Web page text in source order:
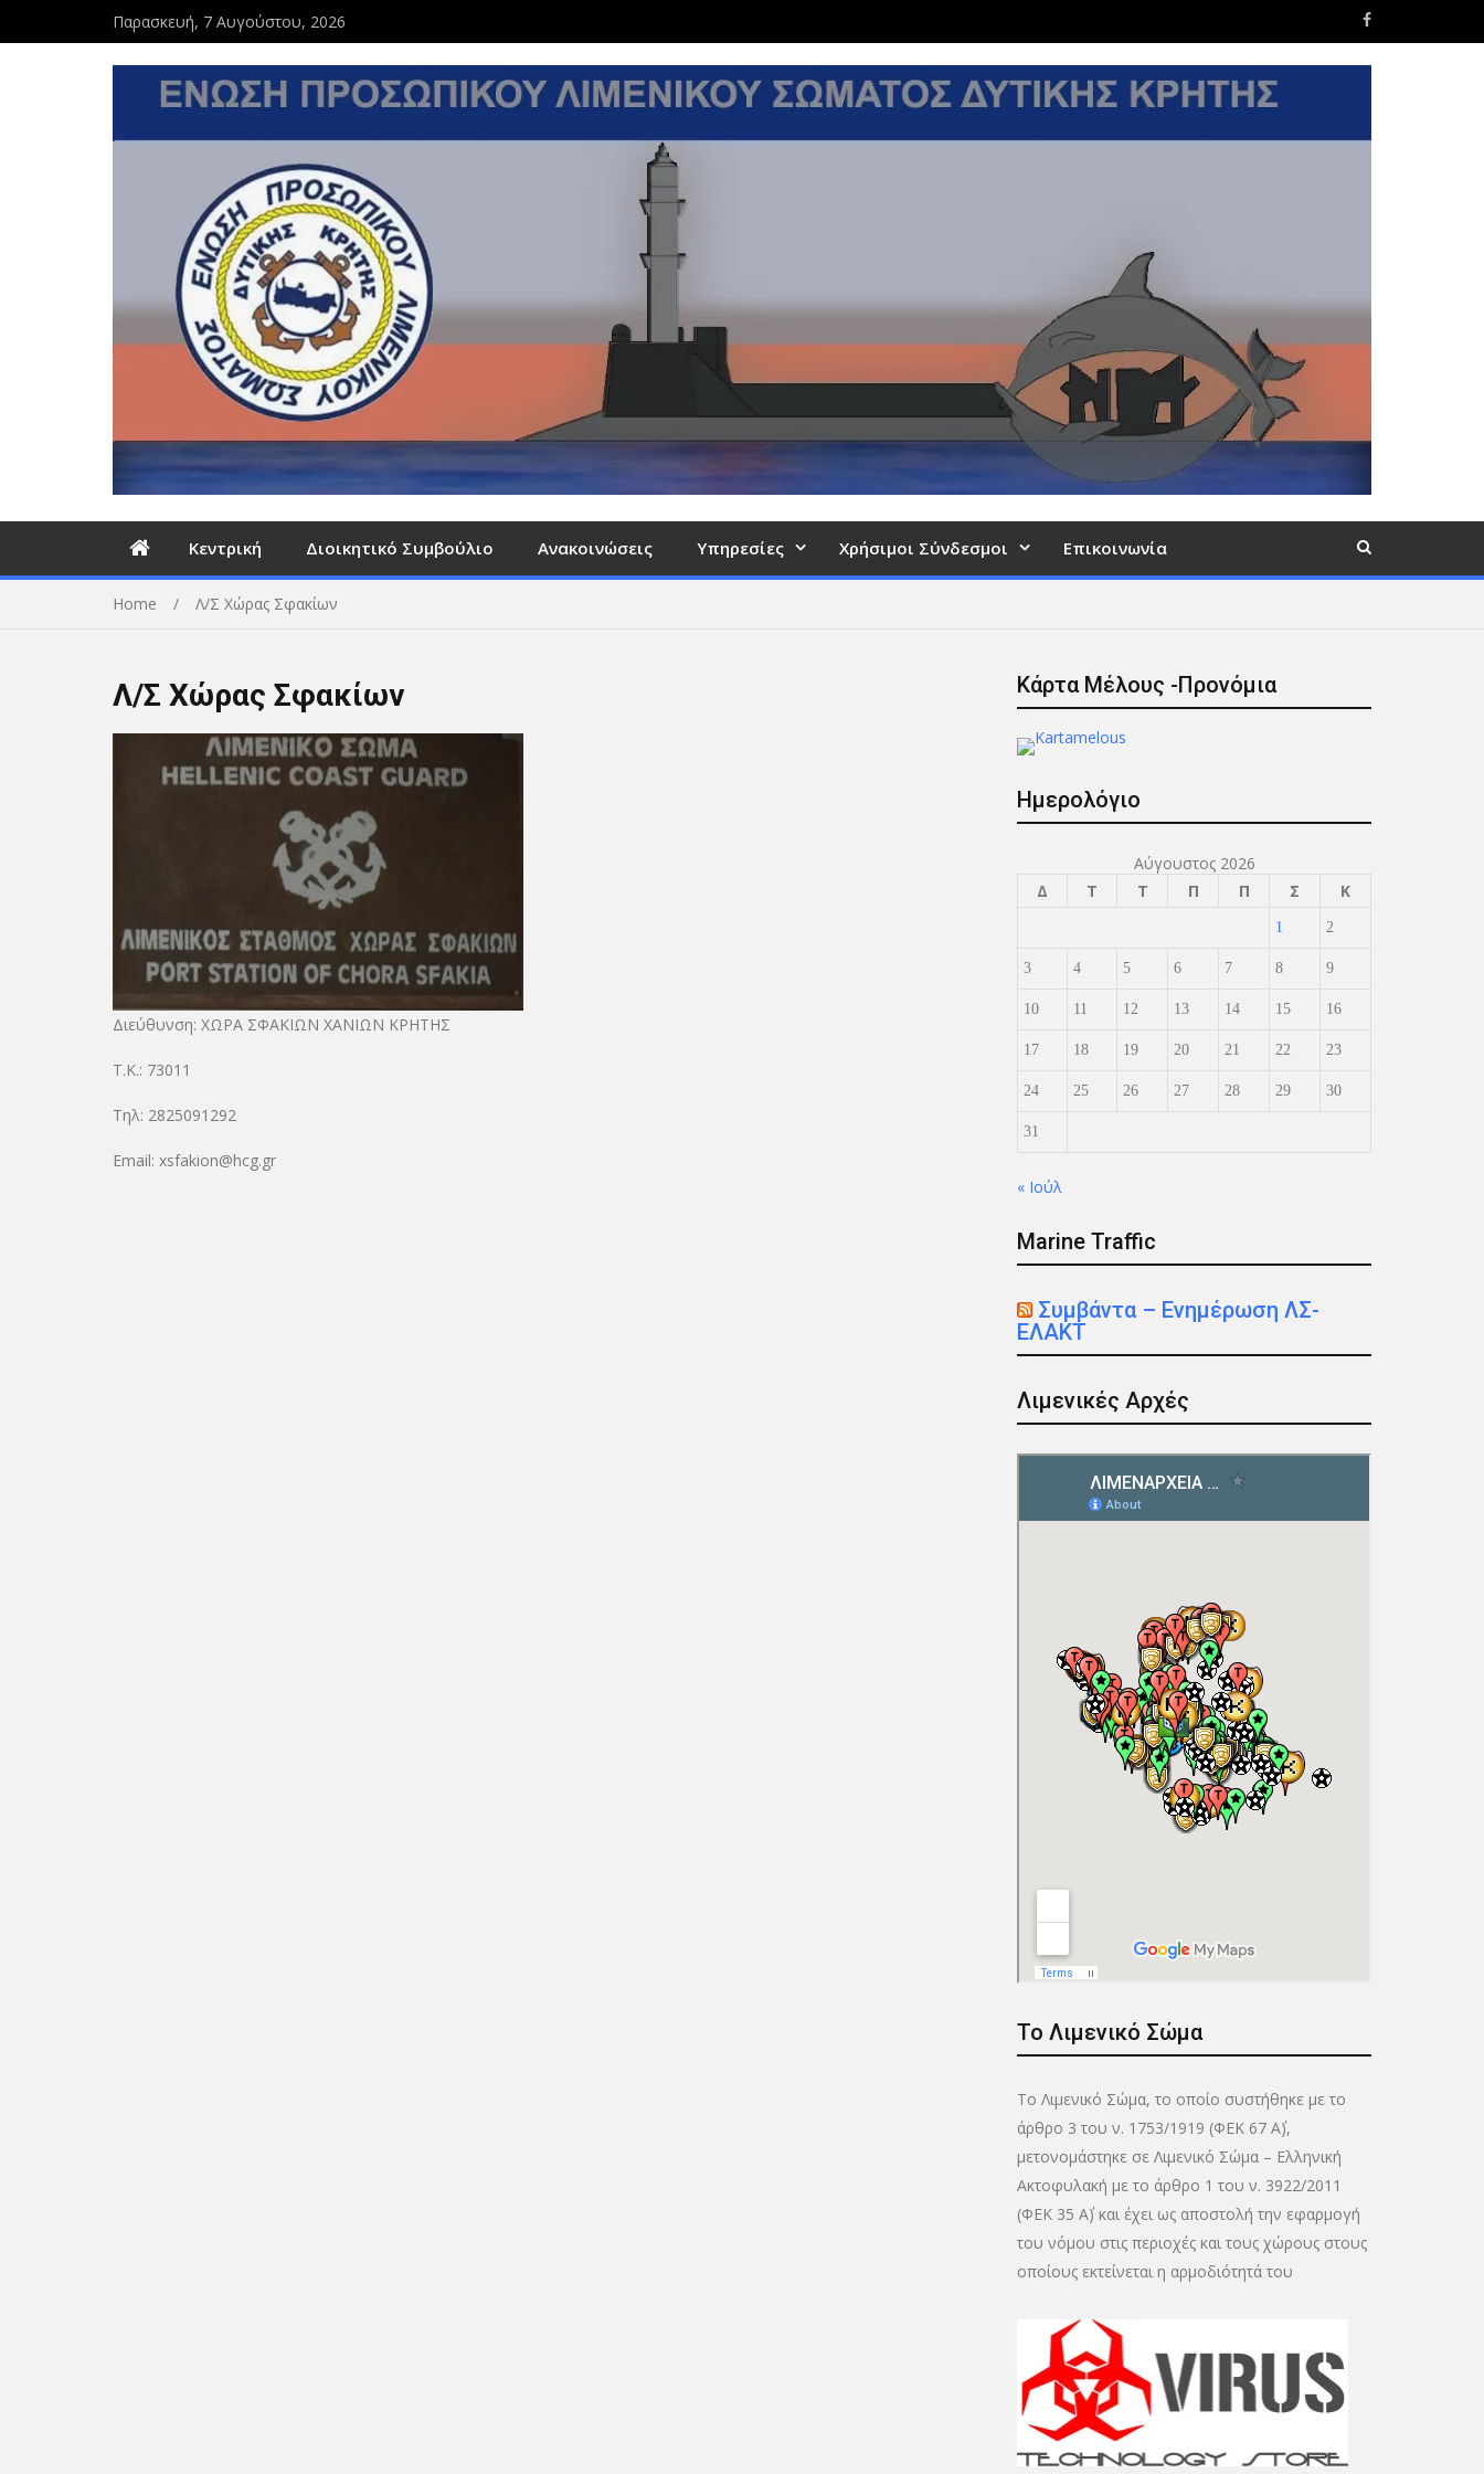
Παρασκευή, 7 Αυγούστου, 2026
Κεντρική Διοικητικό Συμβούλιο Ανακοινώσεις Υπηρεσίες Χρήσιμοι Σύνδεσμοι Επικοινωνία
Home Λ/Σ Χώρας Σφακίων
Λ/Σ Χώρας Σφακίων
Διεύθυνση: ΧΩΡΑ ΣΦΑΚΙΩΝ ΧΑΝΙΩΝ ΚΡΗΤΗΣ
Τ.Κ.: 73011
Τηλ: 2825091292
Email: xsfakion@hcg.gr
Κάρτα Μέλους -Προνόμια
Ημερολόγιο
Αύγουστος 2026
Δ
Τ Τ Π Π Σ Κ
1 2
3 4 5 6 7 8 9
10 11 12 13 14 15 16
17 18 19 20 21 22 23
24 25 26 27 28 29 30
31
« Ιούλ
Marine Traffic
Συμβάντα – Ενημέρωση ΛΣ-
ΕΛΑΚΤ
Λιμενικές Αρχές
Το Λιμενικό Σώμα
Το Λιμενικό Σώμα, το οποίο συστήθηκε με το
άρθρο 3 του ν. 1753/1919 (ΦΕΚ 67 Α΄),
μετονομάστηκε σε Λιμενικό Σώμα – Ελληνική
Ακτοφυλακή με το άρθρο 1 του ν. 3922/2011
(ΦΕΚ 35 Α΄) και έχει ως αποστολή την εφαρμογή
του νόμου στις περιοχές και τους χώρους στους
οποίους εκτείνεται η αρμοδιότητά του